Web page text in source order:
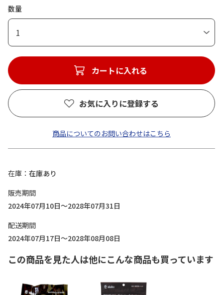
数量
1
カートに入れる
お気に入りに登録する
商品についてのお問い合わせはこちら
在庫
在庫あり
販売期間
2024年07月10日～2028年07月31日
配送期間
2024年07月17日～2028年08月08日
この商品を見た人は他にこんな商品も買っています